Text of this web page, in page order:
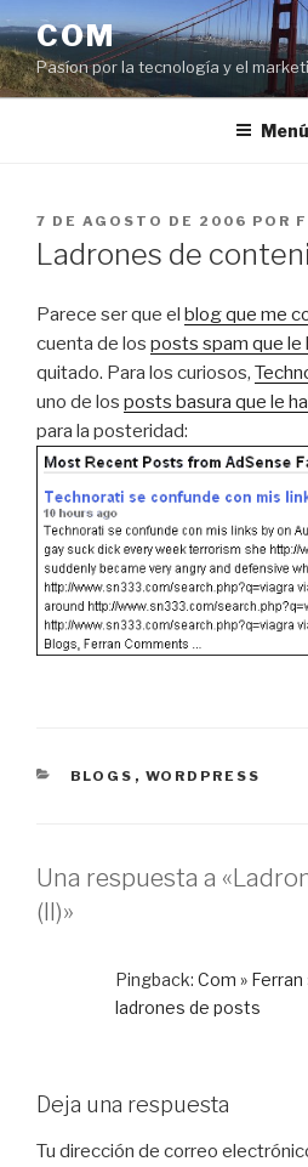
al
contenido
COM
Pasíon por la tecnología y el
Menú
PUBLICADO
EL
7 DE AGOSTO DE 2006 POR
Ladrones de
Parece ser que el blog que me
cuenta de los posts spam que le
quitado. Para los curiosos,
uno de los posts basura que le
para la posteridad:
CATEGORÍAS
BLOGS , WORDPRESS
Una respuesta a
(II)»
Pingback: Com »
ladrones de posts
Deja una respuesta
Tu dirección de correo